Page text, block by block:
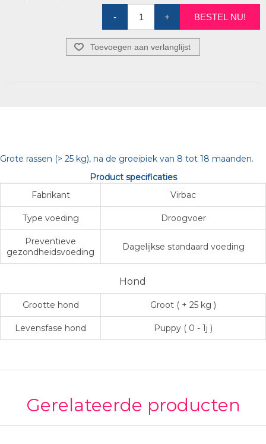
- + BESTEL NU!
Toevoegen aan verlanglijst
Grote rassen (> 25 kg), na de groeipiek van 8 tot 18 maanden.
Product specificaties
Fabrikant Virbac
Type voeding Droogvoer
Preventieve
gezondheidsvoeding
Dagelijkse standaard voeding
Hond
Grootte hond Groot ( + 25 kg )
Levensfase hond Puppy ( 0 - 1j )
Gerelateerde producten